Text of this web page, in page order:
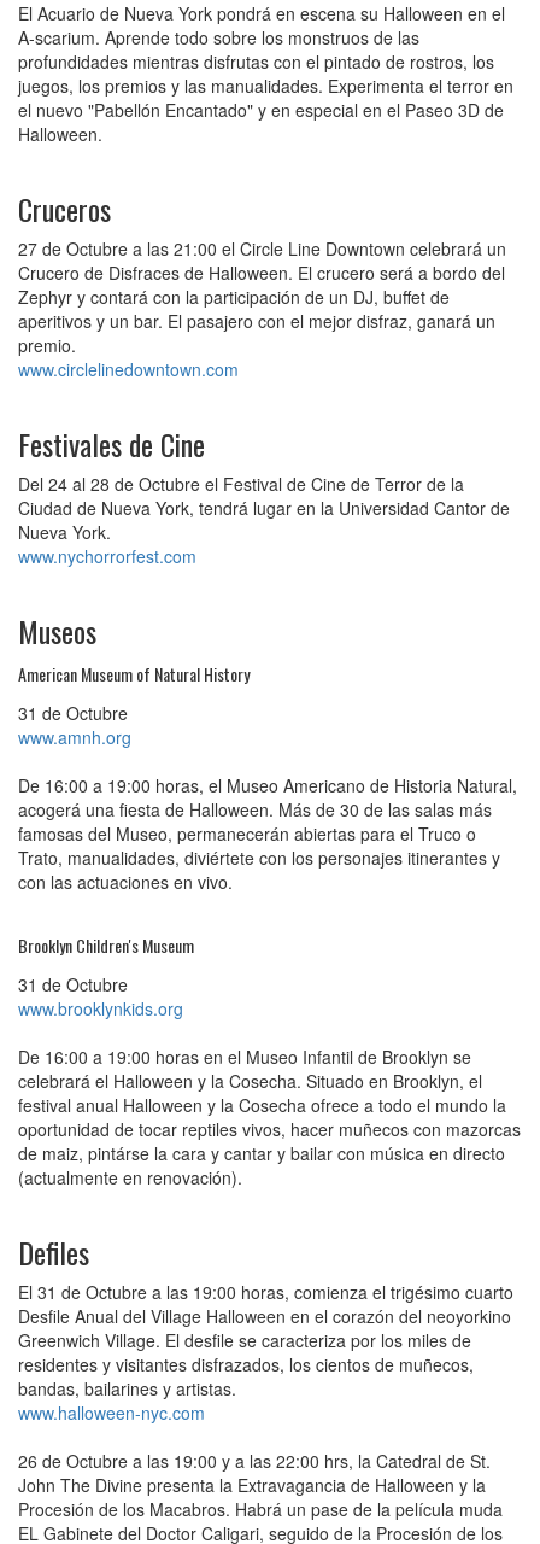
El Acuario de Nueva York pondrá en escena su Halloween en el
A-scarium. Aprende todo sobre los monstruos de las
profundidades mientras disfrutas con el pintado de rostros, los
juegos, los premios y las manualidades. Experimenta el terror en
el nuevo "Pabellón Encantado" y en especial en el Paseo 3D de
Halloween.
Cruceros
27 de Octubre a las 21:00 el Circle Line Downtown celebrará un
Crucero de Disfraces de Halloween. El crucero será a bordo del
Zephyr y contará con la participación de un DJ, buffet de
aperitivos y un bar. El pasajero con el mejor disfraz, ganará un
premio.
www.circlelinedowntown.com
Festivales de Cine
Del 24 al 28 de Octubre el Festival de Cine de Terror de la
Ciudad de Nueva York, tendrá lugar en la Universidad Cantor de
Nueva York.
www.nychorrorfest.com
Museos
American Museum of Natural History
31 de Octubre
www.amnh.org
De 16:00 a 19:00 horas, el Museo Americano de Historia Natural,
acogerá una fiesta de Halloween. Más de 30 de las salas más
famosas del Museo, permanecerán abiertas para el Truco o
Trato, manualidades, diviértete con los personajes itinerantes y
con las actuaciones en vivo.
Brooklyn Children's Museum
31 de Octubre
www.brooklynkids.org
De 16:00 a 19:00 horas en el Museo Infantil de Brooklyn se
celebrará el Halloween y la Cosecha. Situado en Brooklyn, el
festival anual Halloween y la Cosecha ofrece a todo el mundo la
oportunidad de tocar reptiles vivos, hacer muñecos con mazorcas
de maiz, pintárse la cara y cantar y bailar con música en directo
(actualmente en renovación).
Defiles
El 31 de Octubre a las 19:00 horas, comienza el trigésimo cuarto
Desfile Anual del Village Halloween en el corazón del neoyorkino
Greenwich Village. El desfile se caracteriza por los miles de
residentes y visitantes disfrazados, los cientos de muñecos,
bandas, bailarines y artistas.
www.halloween-nyc.com
26 de Octubre a las 19:00 y a las 22:00 hrs, la Catedral de St.
John The Divine presenta la Extravagancia de Halloween y la
Procesión de los Macabros. Habrá un pase de la película muda
EL Gabinete del Doctor Caligari, seguido de la Procesión de los